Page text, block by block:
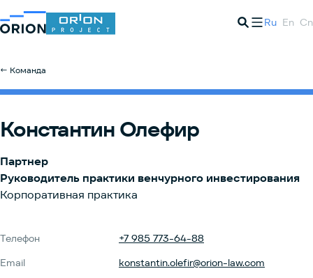
Ru En Cn
← Команда
Константин Олефир
Партнер
Руководитель практики венчурного инвестирования
Корпоративная практика
Телефон
+7 985 773-64-88
Email
konstantin.olefir@orion-law.com